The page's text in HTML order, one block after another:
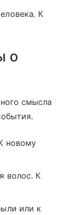
К
о
смысла
новому
волос. К
или к